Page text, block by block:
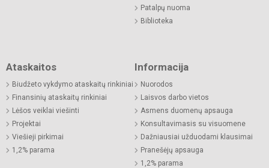
Patalpų nuoma
Biblioteka
Ataskaitos
Biudžeto vykdymo ataskaitų rinkiniai
Finansinių ataskaitų rinkiniai
Lėšos veiklai viešinti
Projektai
Viešieji pirkimai
1,2% parama
Informacija
Nuorodos
Laisvos darbo vietos
Asmens duomenų apsauga
Konsultavimasis su visuomene
Dažniausiai užduodami klausimai
Pranešėjų apsauga
1,2% parama